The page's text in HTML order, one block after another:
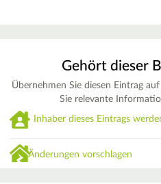
Gehört dieser
Übernehmen Sie diesen Eintrag
Sie relevante
Inhaber dieses Eintrags
Änderungen vorschlagen